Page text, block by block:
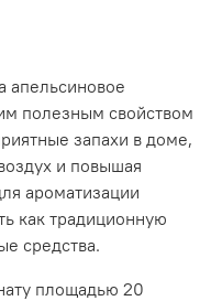
апельсиновое
полезным свойством
запахи в доме,
и повышая
ароматизации
как традиционную
средства.
площадью 20